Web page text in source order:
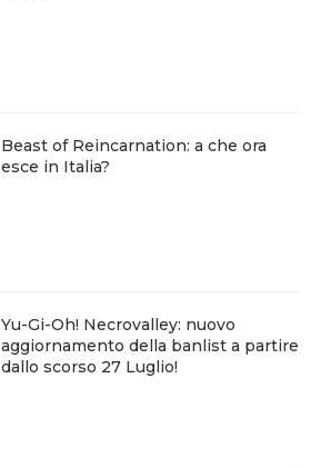
Beast of Reincarnation: a che ora
esce in Italia?
Yu-Gi-Oh! Necrovalley: nuovo
aggiornamento della banlist a partire
dallo scorso 27 Luglio!